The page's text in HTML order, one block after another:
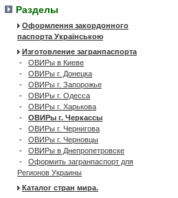
Разделы
Оформлення закордонного
паспорта Українською
Изготовление загранпаспорта
- ОВИРы в Киеве
- ОВИРы г. Донецка
- ОВИРы г. Запорожье
- ОВИРы г. Одесса
- ОВИРы г. Харькова
- ОВИРы г. Черкассы
- ОВИРы г. Чернигова
- ОВИРы г. Черновцы
- ОВИРы в Днепропетровске
- Оформить загранпаспорт для
Регионов Украины
Каталог стран мира.